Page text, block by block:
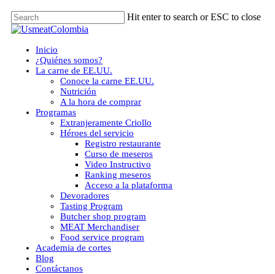
Skip
to
content
Hit enter to search or ESC to close
Close
Menu
Inicio
¿Quiénes somos?
La carne de EE.UU.
Conoce la carne EE.UU.
Nutrición
A la hora de comprar
Programas
Extranjeramente Criollo
Héroes del servicio
Registro restaurante
Curso de meseros
Video Instructivo
Ranking meseros
Acceso a la plataforma
Devoradores
Tasting Program
Butcher shop program
MEAT Merchandiser
Food service program
Academia de cortes
Blog
Contáctanos